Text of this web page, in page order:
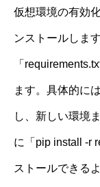
仮想環境の有効
ンストールしま
「
ます。具体的に
し、新しい環境
に「pip install -r
ストールできる